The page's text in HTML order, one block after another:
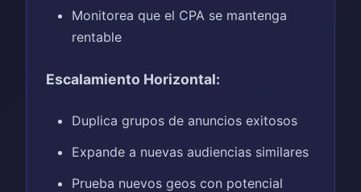
Monitorea que el CPA se mantenga
rentable
Escalamiento Horizontal:
Duplica grupos de anuncios exitosos
Expande a nuevas audiencias similares
Prueba nuevos geos con potencial